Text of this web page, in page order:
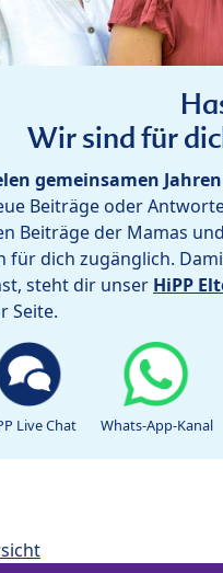
Wir sind für
gemeinsamen
Beiträge oder
Beiträge der Mamas
für dich zugänglich.
steht dir unser HiPP
Seite.
Live Chat Whats-App-Kanal